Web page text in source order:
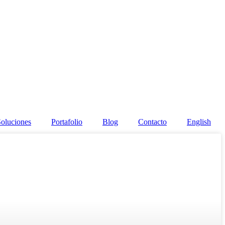
Portafolio Blog Contacto English